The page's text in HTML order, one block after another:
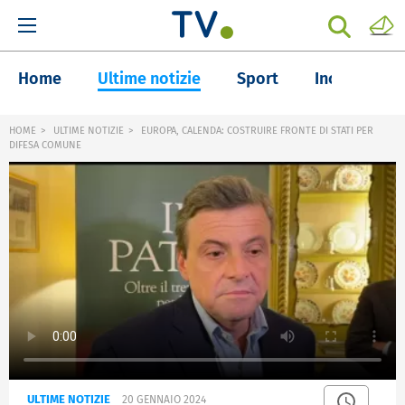
Home Ultime notizie Sport Inchieste
HOME ULTIME NOTIZIE
EUROPA, CALENDA: COSTRUIRE FRONTE DI STATI PER
DIFESA COMUNE
ULTIME NOTIZIE 20 GENNAIO 2024